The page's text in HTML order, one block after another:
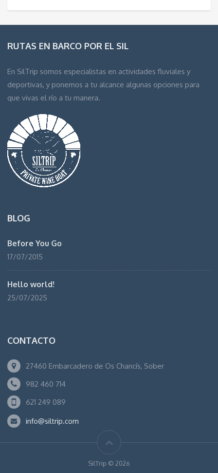
RUTAS EN BARCO POR EL SIL
En SilTrip somos especialistas en actividades fluviales y
deportivas, y ponemos a tu alcance algunas opciones para
que vivas el río a tu manera.
BLOG
Before You Go
17/07/2015
Hello world!
25/07/2025
CONTACTO
27460 Embarcadero de Os Chancís, Sober
982 460 714
621 249 089
info@siltrip.com
SilTrip © 2026